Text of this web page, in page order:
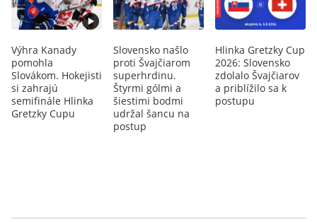
Výhra Kanady
pomohla
Slovákom. Hokejisti
si zahrajú
semifinále Hlinka
Gretzky Cupu
Slovensko našlo
proti Švajčiarom
superhrdinu.
Štyrmi gólmi a
šiestimi bodmi
udržal šancu na
postup
Hlinka Gretzky Cup
2026: Slovensko
zdolalo Švajčiarov
a priblížilo sa k
postupu